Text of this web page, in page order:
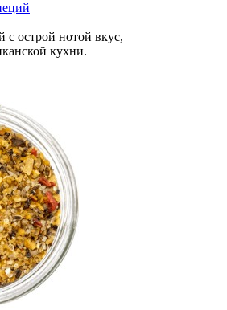
с острой нотой вкус,
кухни.